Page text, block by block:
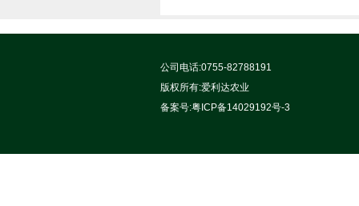
公司电话:0755-82788191
版权所有:爱利达农业
备案号:粤ICP备14029192号-3